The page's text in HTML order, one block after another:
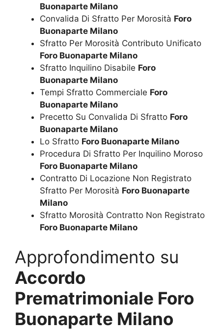
Buonaparte Milano
Convalida Di Sfratto Per Morosità Foro
Buonaparte Milano
Sfratto Per Morosità Contributo Unificato
Foro Buonaparte Milano
Sfratto Inquilino Disabile Foro
Buonaparte Milano
Tempi Sfratto Commerciale Foro
Buonaparte Milano
Precetto Su Convalida Di Sfratto Foro
Buonaparte Milano
Lo Sfratto Foro Buonaparte Milano
Procedura Di Sfratto Per Inquilino Moroso
Foro Buonaparte Milano
Contratto Di Locazione Non Registrato
Sfratto Per Morosità Foro Buonaparte
Milano
Sfratto Morosità Contratto Non Registrato
Foro Buonaparte Milano
Approfondimento su
Accordo
Prematrimoniale Foro
Buonaparte Milano